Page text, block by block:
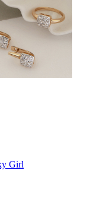
Girl